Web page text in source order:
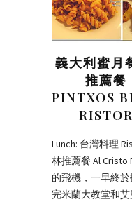
義大利蜜月
推薦餐
PINTXOS
Lunch: 台灣料理
林推薦餐 Al
的飛機，一早終
完米蘭大教堂和